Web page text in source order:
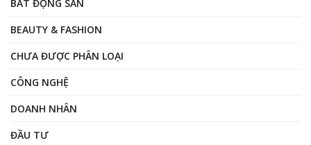
BẤT ĐỘNG SẢN
BEAUTY & FASHION
CHƯA ĐƯỢC PHÂN LOẠI
CÔNG NGHỆ
DOANH NHÂN
ĐẦU TƯ